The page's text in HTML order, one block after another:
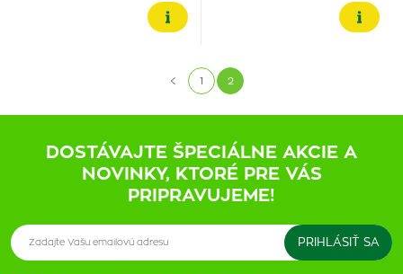
1 2
DOSTÁVAJTE ŠPECIÁLNE AKCIE A
NOVINKY, KTORÉ PRE VÁS
PRIPRAVUJEME!